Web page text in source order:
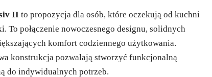
II to propozycja dla osób, które oczekują od kuchni
To połączenie nowoczesnego designu, solidnych
komfort codziennego użytkowania.
konstrukcja pozwalają stworzyć funkcjonalną
do indywidualnych potrzeb.